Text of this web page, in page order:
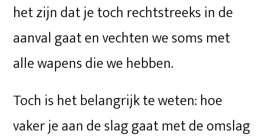
het zijn dat je toch rechtstreeks in de
aanval gaat en vechten we soms met
alle wapens die we hebben.
Toch is het belangrijk te weten: hoe
vaker je aan de slag gaat met de omslag